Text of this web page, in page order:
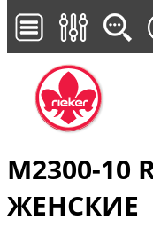
M2300-10
ЖЕНСКИЕ